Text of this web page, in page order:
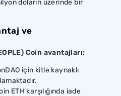
doların üzerinde bir
ve
Coin avantajları;
için kitle kaynaklı
ETH karşılığında iade